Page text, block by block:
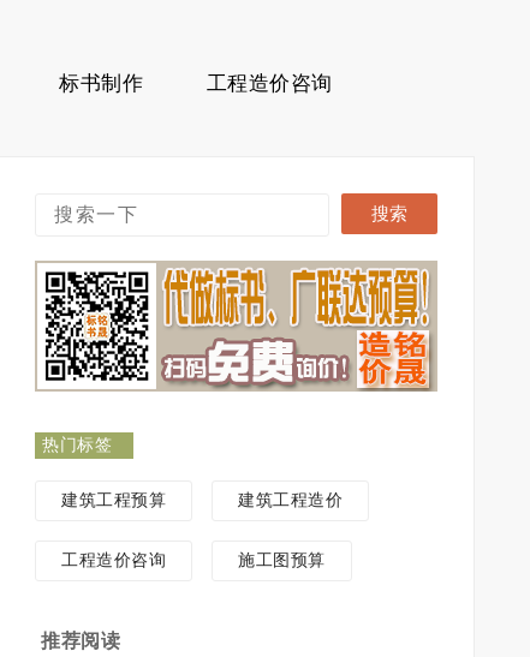
标书制作 工程造价咨询
热门标签
建筑工程预算 建筑工程造价
工程造价咨询 施工图预算
推荐阅读